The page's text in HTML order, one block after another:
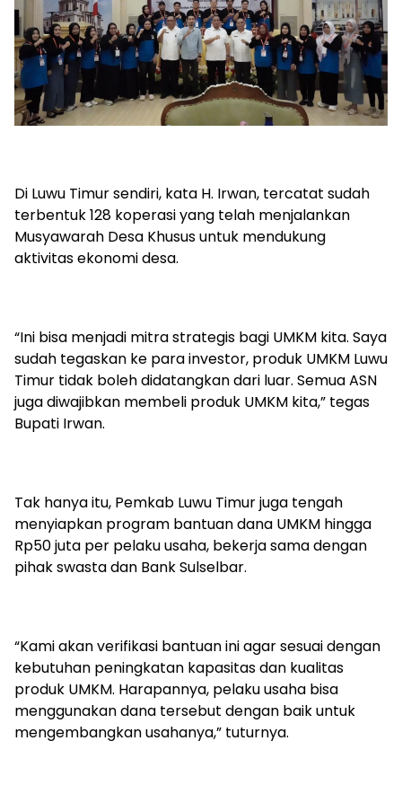
Di Luwu Timur sendiri, kata H. Irwan, tercatat sudah
terbentuk 128 koperasi yang telah menjalankan
Musyawarah Desa Khusus untuk mendukung
aktivitas ekonomi desa.
“Ini bisa menjadi mitra strategis bagi UMKM kita. Saya
sudah tegaskan ke para investor, produk UMKM Luwu
Timur tidak boleh didatangkan dari luar. Semua ASN
juga diwajibkan membeli produk UMKM kita,” tegas
Bupati Irwan.
Tak hanya itu, Pemkab Luwu Timur juga tengah
menyiapkan program bantuan dana UMKM hingga
Rp50 juta per pelaku usaha, bekerja sama dengan
pihak swasta dan Bank Sulselbar.
“Kami akan verifikasi bantuan ini agar sesuai dengan
kebutuhan peningkatan kapasitas dan kualitas
produk UMKM. Harapannya, pelaku usaha bisa
menggunakan dana tersebut dengan baik untuk
mengembangkan usahanya,” tuturnya.